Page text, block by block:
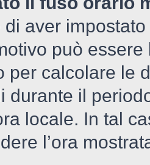
aver
può essere
per calcolare le
durante il
locale. In tal
l’ora